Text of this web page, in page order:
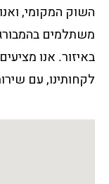
השוק המקומי,
משתלמים
באיזור. אנו
לקחותינו, עם